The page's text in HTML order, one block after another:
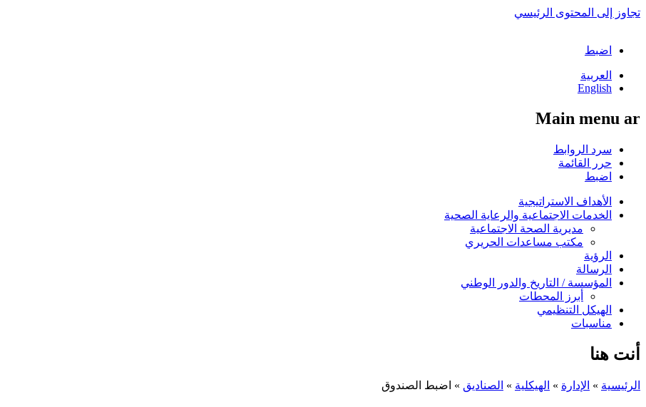
تجاوز إلى المحتوى الرئيسي
اضبط
العربية
English
Main menu ar
سرد الروابط
حرر القائمة
اضبط
الأهداف الاستراتيجية
الخدمات الاجتماعية والرعاية الصحية
مديرية الصحة الاجتماعية
مكتب مساعدات الحريري
الرؤية
الرسالة
المؤسسة / التاريخ والدور الوطني
أبرز المحطات
الهيكل التنظيمي
مناسبات
أنت هنا
الرئيسية » الإدارة » الهيكلية » الصناديق » اضبط الصندوق